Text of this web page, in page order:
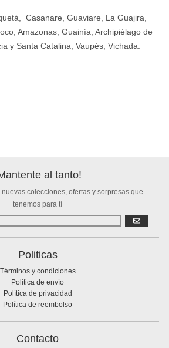
Casanare, Guaviare, La Guajira,
Amazonas, Guainía, Archipiélago de
y Santa Catalina, Vaupés, Vichada.
al tanto!
colecciones, ofertas y sorpresas que
tenemos para tí
Politicas
Términos y condiciones
Política de envío
Política de privacidad
Política de reembolso
Contacto